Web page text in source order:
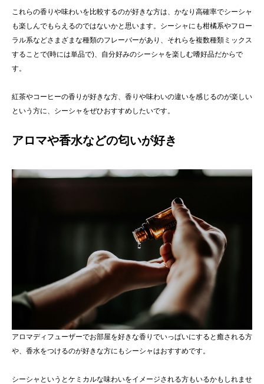
これらの香りや味わいを比較するのが好きな方は、かなり高確率でシーシャ
も楽しんでもらえるのではないかと思います。シーシャにも柑橘系やフロー
ラル系などさまざまな種類のフレーバーがあり、それらを複数種類ミックス
することで(時には単品で)、自分好みのシーシャを楽しむ嗜好品だからで
す。
紅茶やコーヒーの香りが好きな方、香りや味わいの違いを感じるのが楽しい
という方に、シーシャをぜひおすすめしたいです。
アロマや香水などの匂いが好き
アロマディフューザーでお部屋を好きな香りでいっぱいにすると癒される方
や、香水をつけるのが好きな方にもシーシャはおすすめです。
シーシャというとケミカルな味わいをイメージされる方もいるかもしれませ